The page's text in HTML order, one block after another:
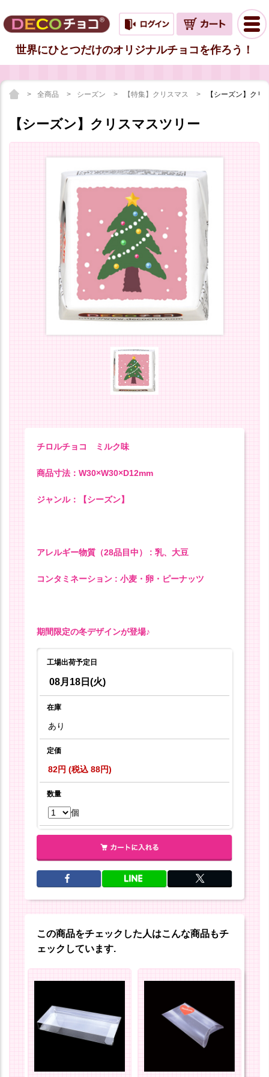
世界にひとつだけのオリジナルチョコを作ろう！
全商品 シーズン 【特集】クリスマス 【シーズン】クリ
【シーズン】クリスマスツリー
チロルチョコ ミルク味
商品寸法：W30×W30×D12mm
ジャンル：【シーズン】
アレルギー物質（28品目中） : 乳、大豆
コンタミネーション : 小麦・卵・ピーナッツ
期間限定の冬デザインが登場♪
工場出荷予定日
08月18日(火)
在庫
あり
定価
82円 (税込 88円)
数量
個
この商品をチェックした人はこんな商品もチ
ェックしています.